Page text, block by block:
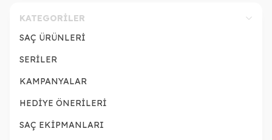
KATEGORILER
SAÇ ÜRÜNLERİ
SERİLER
KAMPANYALAR
HEDİYE ÖNERİLERİ
SAÇ EKİPMANLARI